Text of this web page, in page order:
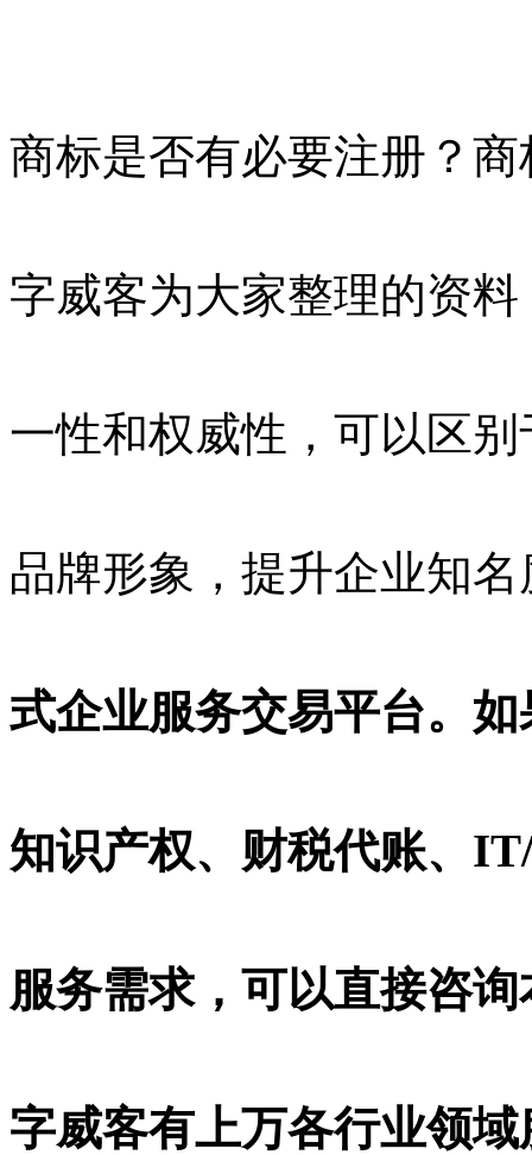
商标是否有必要注册？
字威客为大家整理的资
一性和权威性，可以区
品牌形象，提升企业知
式企业服务交易平台。
知识产权、财税代账、
服务需求，可以直接咨
字威客有上万各行业领